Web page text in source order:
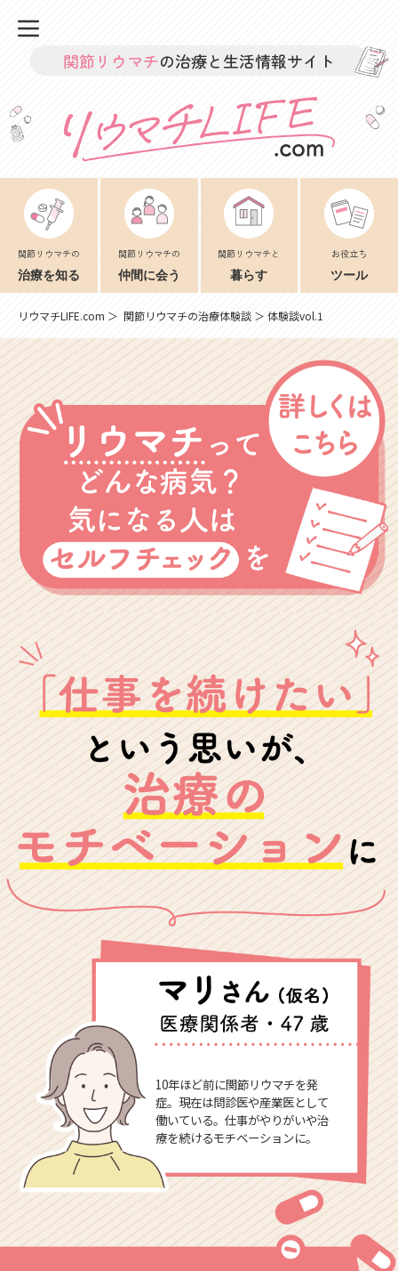
関節リウマチの治療と生活情報サイト
関節リウマチの
治療を知る
関節リウマチの
仲間に会う
関節リウマチと
暮らす
お役立ち
ツール
リウマチLIFE.com ＞ 関節リウマチの治療体験談 ＞ 体験談vol.1
10年ほど前に関節リウマチを発
症。現在は問診医や産業医として
働いている。仕事がやりがいや治
療を続けるモチベーションに。